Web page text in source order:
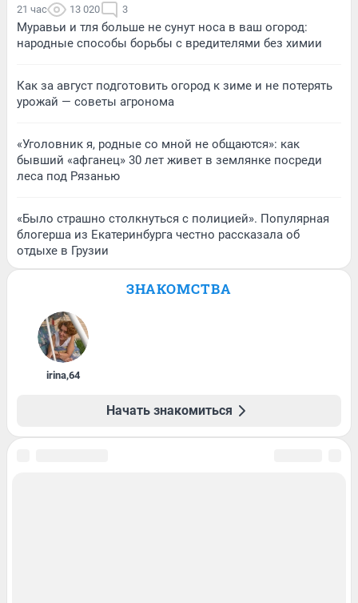
21 час 13 020 3
Муравьи и тля больше не сунут носа в ваш огород:
народные способы борьбы с вредителями без химии
Как за август подготовить огород к зиме и не потерять
урожай — советы агронома
«Уголовник я, родные со мной не общаются»: как
бывший «афганец» 30 лет живет в землянке посреди
леса под Рязанью
«Было страшно столкнуться с полицией». Популярная
блогерша из Екатеринбурга честно рассказала об
отдыхе в Грузии
ЗНАКОМСТВА
irina,64
Начать знакомиться